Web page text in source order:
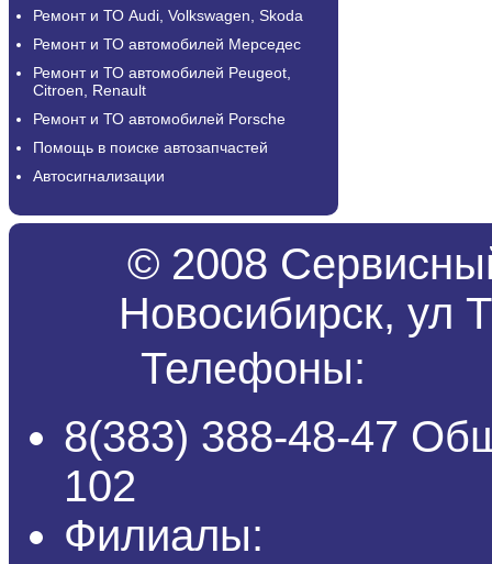
Ремонт и ТО Audi, Volkswagen, Skoda
Ремонт и ТО автомобилей Мерседес
Ремонт и ТО автомобилей Peugeot,
Citroen, Renault
Ремонт и ТО автомобилей Porsche
Помощь в поиске автозапчастей
Автосигнализации
© 2008
Новосибирск, ул
Телефоны:
8(383) 388-48-47
102
Филиалы: